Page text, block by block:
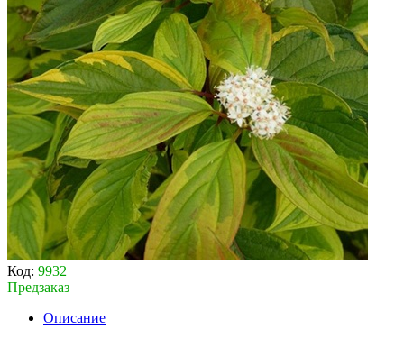
Код: 9932
Предзаказ
Описание